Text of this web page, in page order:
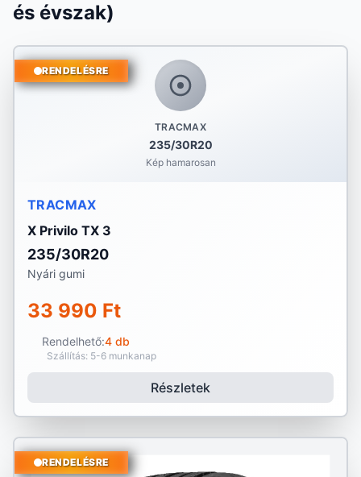
és évszak)
TRACMAX
235/30R20
Kép hamarosan
RENDELÉSRE
TRACMAX
X Privilo TX 3
235/30R20
Nyári gumi
33 990 Ft
Rendelhető:4 db
Szállítás: 5-6 munkanap
Részletek
RENDELÉSRE